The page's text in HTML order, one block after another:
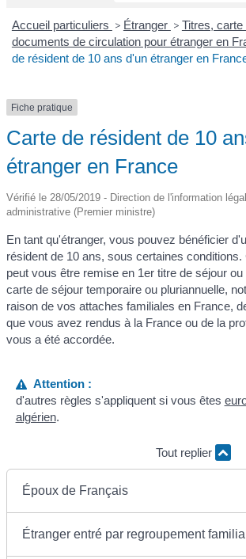
Accueil particuliers > Étranger > Titres,
documents de circulation pour étranger en
de résident de 10 ans d'un étranger en
Fiche pratique
Carte de résident de 10
étranger en France
Vérifié le 28/05/2019 - Direction de l'information
administrative (Premier ministre)
En tant qu'étranger, vous pouvez bénéficier
résident de 10 ans, sous certaines conditions.
peut vous être remise en 1er titre de séjour
carte de séjour temporaire ou pluriannuelle,
raison de vos attaches familiales en France,
que vous avez rendus à la France ou de la
vous a été accordée.
Attention :
d'autres règles s'appliquent si vous êtes
algérien.
Tout replier
Époux de Français
Étranger entré par regroupement familial